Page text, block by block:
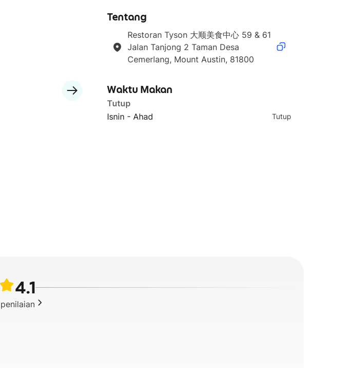
Tentang
Restoran Tyson 大顺美食中心 59 & 61
Jalan Tanjong 2 Taman Desa
Cemerlang, Mount Austin, 81800
Waktu Makan
Tutup
Isnin - Ahad
Tutup
4.1
penilaian